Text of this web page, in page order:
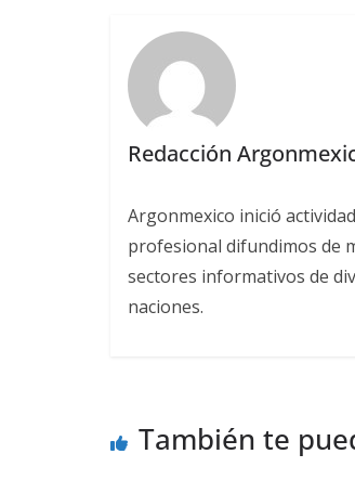
Redacción
Argonmexico inició
profesional difundimos de
sectores informativos de
naciones.
También te